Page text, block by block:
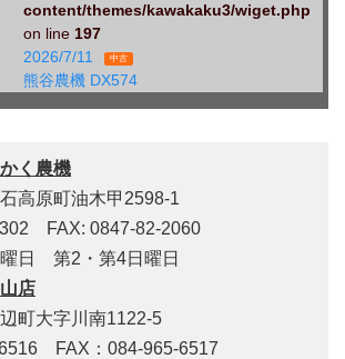
content/themes/kawakaku3/wiget.php
on line 197
2026/7/11
中古
熊谷農機 DX574
く農機
高原町油木甲2598-1
FAX: 0847-82-2060
日 第2・第4日曜日
店
町大字川南1122-5
FAX：084-965-6517